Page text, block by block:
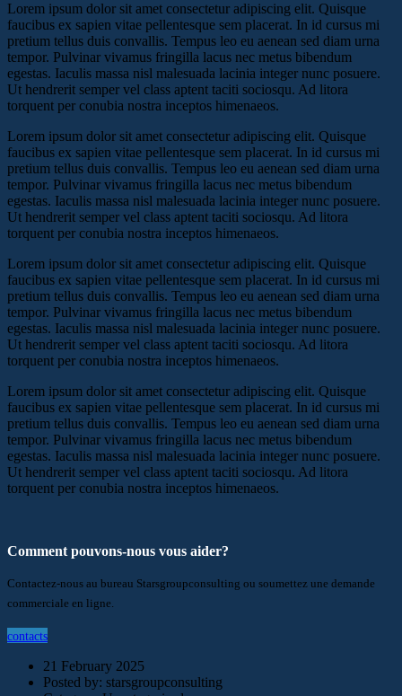
Lorem ipsum dolor sit amet consectetur adipiscing elit. Quisque
faucibus ex sapien vitae pellentesque sem placerat. In id cursus mi
pretium tellus duis convallis. Tempus leo eu aenean sed diam urna
tempor. Pulvinar vivamus fringilla lacus nec metus bibendum
egestas. Iaculis massa nisl malesuada lacinia integer nunc posuere.
Ut hendrerit semper vel class aptent taciti sociosqu. Ad litora
torquent per conubia nostra inceptos himenaeos.
Lorem ipsum dolor sit amet consectetur adipiscing elit. Quisque
faucibus ex sapien vitae pellentesque sem placerat. In id cursus mi
pretium tellus duis convallis. Tempus leo eu aenean sed diam urna
tempor. Pulvinar vivamus fringilla lacus nec metus bibendum
egestas. Iaculis massa nisl malesuada lacinia integer nunc posuere.
Ut hendrerit semper vel class aptent taciti sociosqu. Ad litora
torquent per conubia nostra inceptos himenaeos.
Lorem ipsum dolor sit amet consectetur adipiscing elit. Quisque
faucibus ex sapien vitae pellentesque sem placerat. In id cursus mi
pretium tellus duis convallis. Tempus leo eu aenean sed diam urna
tempor. Pulvinar vivamus fringilla lacus nec metus bibendum
egestas. Iaculis massa nisl malesuada lacinia integer nunc posuere.
Ut hendrerit semper vel class aptent taciti sociosqu. Ad litora
torquent per conubia nostra inceptos himenaeos.
Lorem ipsum dolor sit amet consectetur adipiscing elit. Quisque
faucibus ex sapien vitae pellentesque sem placerat. In id cursus mi
pretium tellus duis convallis. Tempus leo eu aenean sed diam urna
tempor. Pulvinar vivamus fringilla lacus nec metus bibendum
egestas. Iaculis massa nisl malesuada lacinia integer nunc posuere.
Ut hendrerit semper vel class aptent taciti sociosqu. Ad litora
torquent per conubia nostra inceptos himenaeos.
Comment pouvons-nous vous aider?
Contactez-nous au bureau Starsgroupconsulting ou soumettez une demande
commerciale en ligne.
contacts
21 February 2025
Posted by: starsgroupconsulting